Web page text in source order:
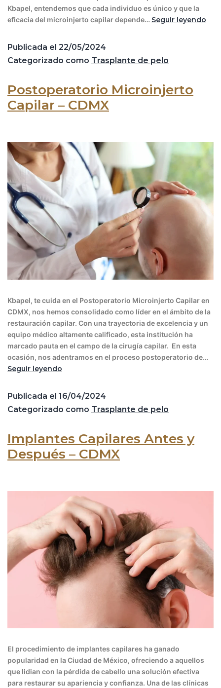
Kbapel, entendemos que cada individuo es único y que la
eficacia del microinjerto capilar depende… Seguir leyendo
Publicada el 22/05/2024
Categorizado como Trasplante de pelo
Postoperatorio Microinjerto
Capilar – CDMX
Kbapel, te cuida en el Postoperatorio Microinjerto Capilar en
CDMX, nos hemos consolidado como líder en el ámbito de la
restauración capilar. Con una trayectoria de excelencia y un
equipo médico altamente calificado, esta institución ha
marcado pauta en el campo de la cirugía capilar. En esta
ocasión, nos adentramos en el proceso postoperatorio de…
Seguir leyendo
Publicada el 16/04/2024
Categorizado como Trasplante de pelo
Implantes Capilares Antes y
Después – CDMX
El procedimiento de implantes capilares ha ganado
popularidad en la Ciudad de México, ofreciendo a aquellos
que lidian con la pérdida de cabello una solución efectiva
para restaurar su apariencia y confianza. Una de las clínicas